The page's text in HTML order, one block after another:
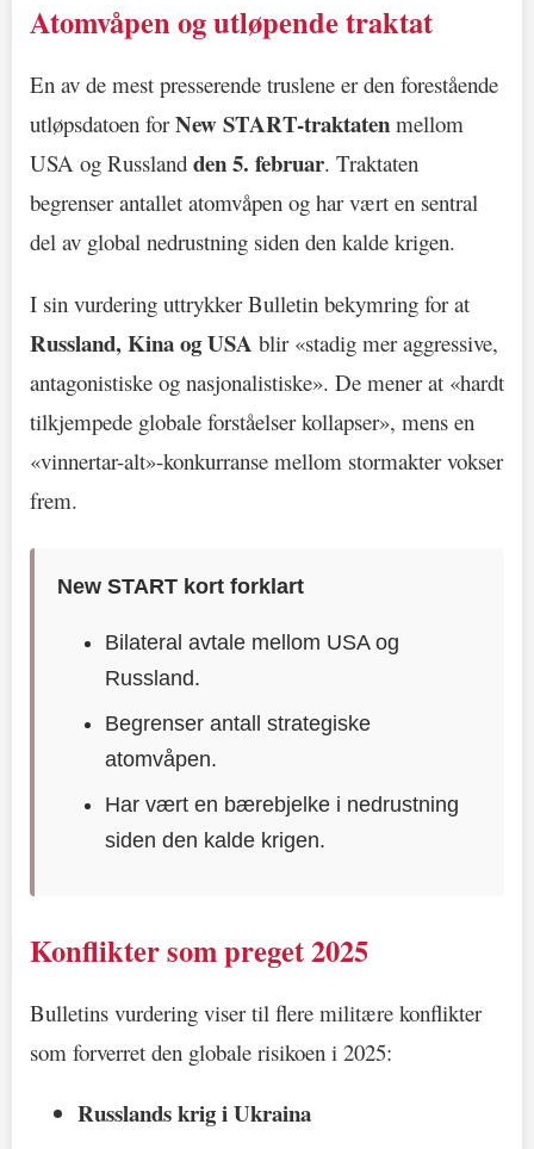
Atomvåpen og utløpende traktat
En av de mest presserende truslene er den forestående
utløpsdatoen forNew START-traktaten mellom
USA og Russland den 5. februar. Traktaten
begrenser antallet atomvåpen og har vært en sentral
del av global nedrustning siden den kalde krigen.
I sin vurdering uttrykker Bulletin bekymring for at
Russland, Kina og USA blir «stadig mer aggressive,
antagonistiske og nasjonalistiske». De mener at «hardt
tilkjempede globale forståelser kollapser», mens en
«vinnertar-alt»-konkurranse mellom stormakter vokser
frem.
New START kort forklart
Bilateral avtale mellom USA og
Russland.
Begrenser antall strategiske
atomvåpen.
Har vært en bærebjelke i nedrustning
siden den kalde krigen.
Konflikter som preget 2025
Bulletins vurdering viser til flere militære konflikter
som forverret den globale risikoen i 2025:
Russlands krig i Ukraina